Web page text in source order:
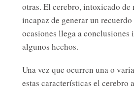
otras. El cerebro, intoxicado de
incapaz de generar un recuerdo
ocasiones llega a conclusiones
algunos hechos.
Una vez que ocurren una o
estas características el cerebro